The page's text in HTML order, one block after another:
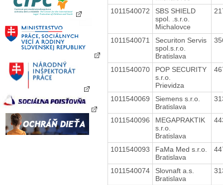
1011540072
SBS SHIELD
spol. .s.r.o.
Michalovce
1011540071
Securiton Servis
spol.s.r.o.
Bratislava
1011540070
POP SECURITY
s.r.o.
Prievidza
1011540069
Siemens s.r.o.
Bratislava
1011540096
MEGAPRAKTIK
s.r.o.
Bratislava
1011540093
FaMa Med s.r.o.
Bratislava
1011540074
Slovnaft a.s.
Bratislava